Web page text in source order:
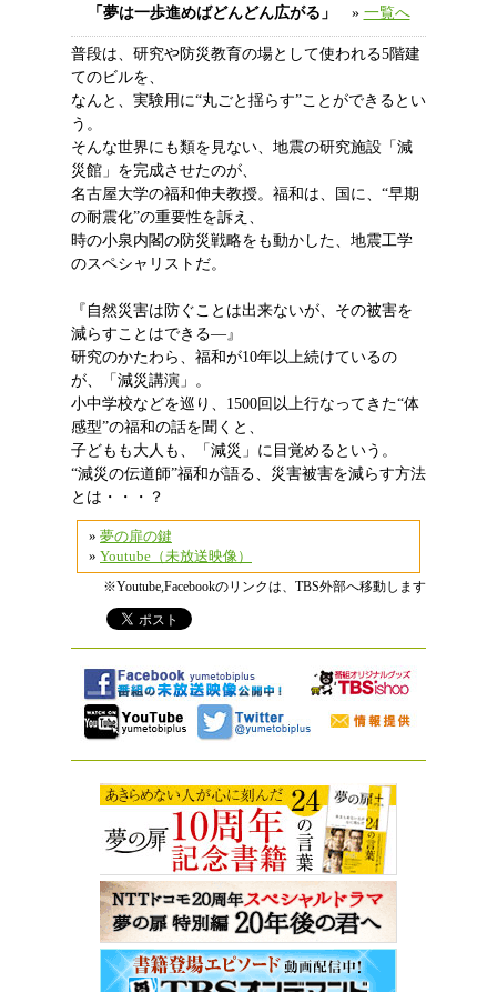
「夢は一歩進めばどんどん広がる」 » 一覧へ
普段は、研究や防災教育の場として使われる5階建
てのビルを、
なんと、実験用に“丸ごと揺らす”ことができるとい
う。
そんな世界にも類を見ない、地震の研究施設「減
災館」を完成させたのが、
名古屋大学の福和伸夫教授。福和は、国に、“早期
の耐震化”の重要性を訴え、
時の小泉内閣の防災戦略をも動かした、地震工学
のスペシャリストだ。
『自然災害は防ぐことは出来ないが、その被害を
減らすことはできる―』
研究のかたわら、福和が10年以上続けているの
が、「減災講演」。
小中学校などを巡り、1500回以上行なってきた“体
感型”の福和の話を聞くと、
子どもも大人も、「減災」に目覚めるという。
“減災の伝道師”福和が語る、災害被害を減らす方法
とは・・・？
» 夢の扉の鍵
» Youtube（未放送映像）
※Youtube,Facebookのリンクは、TBS外部へ移動します